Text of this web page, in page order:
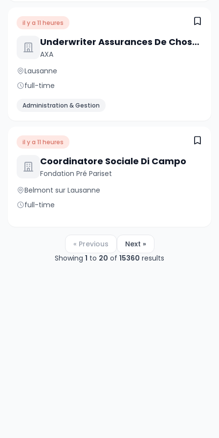
il y a 11 heures
Underwriter Assurances De Choses - Clientèle Privée, 50-60%
AXA
Lausanne
full-time
Administration & Gestion
il y a 11 heures
Coordinatore Sociale Di Campo
Fondation Pré Pariset
Belmont sur Lausanne
full-time
« Previous
Next »
Showing 1 to 20 of 15360 results